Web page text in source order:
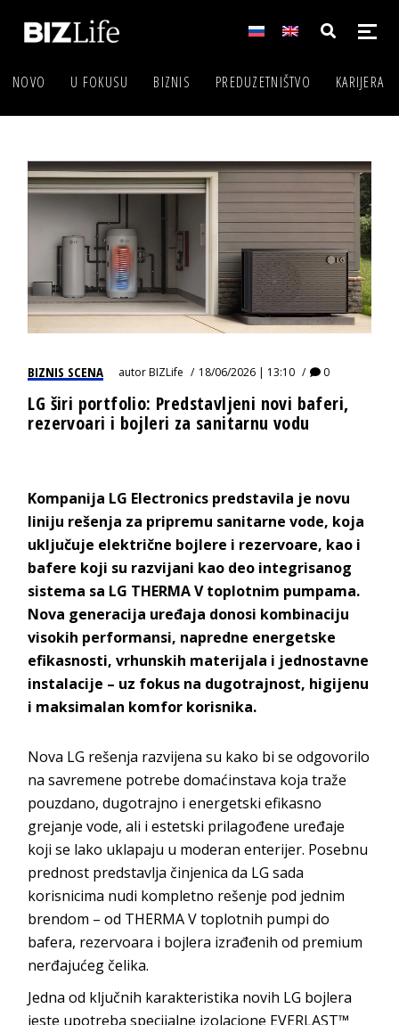
NOVO U FOKUSU BIZNIS PREDUZETNIŠTVO KARIJERA
BIZNIS SCENA autorBIZLife 18/06/2026 | 13:10 0
LG širi portfolio: Predstavljeni novi baferi,
rezervoari i bojleri za sanitarnu vodu
Kompanija LG Electronics predstavila je novu
liniju rešenja za pripremu sanitarne vode, koja
uključuje električne bojlere i rezervoare, kao i
bafere koji su razvijani kao deo integrisanog
sistema sa LG THERMA V toplotnim pumpama.
Nova generacija uređaja donosi kombinaciju
visokih performansi, napredne energetske
efikasnosti, vrhunskih materijala i jednostavne
instalacije – uz fokus na dugotrajnost, higijenu
i maksimalan komfor korisnika.
Nova LG rešenja razvijena su kako bi se odgovorilo
na savremene potrebe domaćinstava koja traže
pouzdano, dugotrajno i energetski efikasno
grejanje vode, ali i estetski prilagođene uređaje
koji se lako uklapaju u moderan enterijer. Posebnu
prednost predstavlja činjenica da LG sada
korisnicima nudi kompletno rešenje pod jednim
brendom – od THERMA V toplotnih pumpi do
bafera, rezervoara i bojlera izrađenih od premium
nerđajućeg čelika.
Jedna od ključnih karakteristika novih LG bojlera
jeste upotreba specijalne izolacione EVERLAST™